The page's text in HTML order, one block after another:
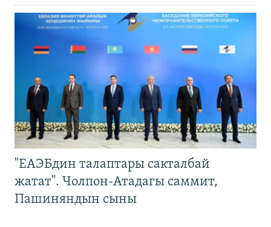
"ЕАЭБдин талаптары сакталбай
жатат". Чолпон-Атадагы саммит,
Пашиняндын сыны